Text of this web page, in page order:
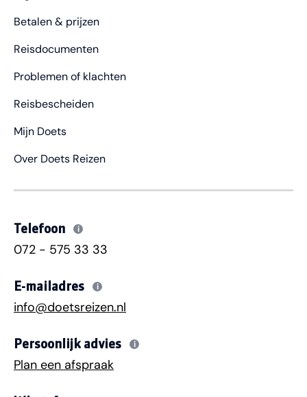
Betalen & prijzen
Reisdocumenten
Problemen of klachten
Reisbescheiden
Mijn Doets
Over Doets Reizen
Telefoon i
072 - 575 33 33
E-mailadres i
info@doetsreizen.nl
Persoonlijk advies i
Plan een afspraak